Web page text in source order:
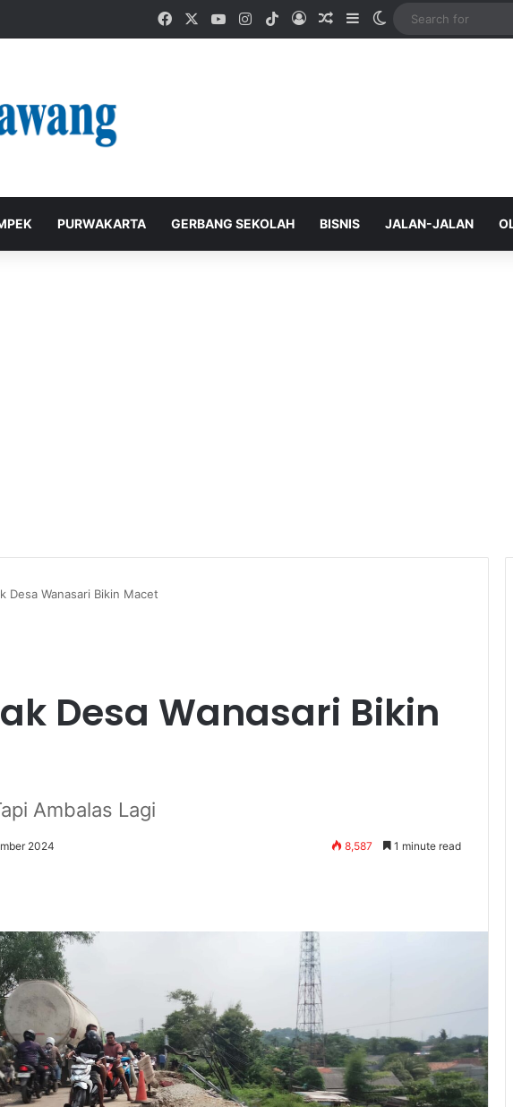
FacebookYouTubeInstagram
TikTokLog InRandom Article
SidebarSwitch skin
PURWAKARTA GERBANG SEKOLAH BISNIS JALAN-JALAN
Desa Wanasari Bikin Macet
Desa Wanasari Bikin
Ambalas Lagi
2024 8,587 1 minute read